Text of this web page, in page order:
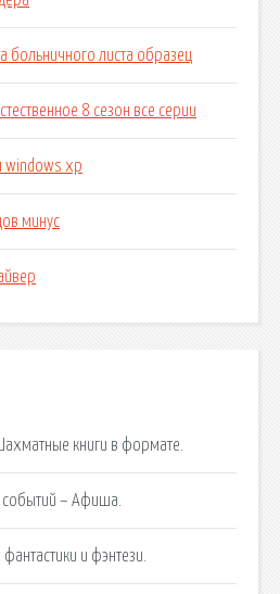
больничного листа образец
8 сезон все серии
windows xp
минус
книги в формате.
событий – Афиша.
и фэнтези.